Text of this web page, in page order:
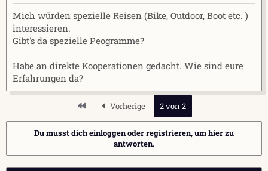
Mich würden spezielle Reisen (Bike, Outdoor, Boot etc. )
interessieren.
Gibt's da spezielle Peogramme?
Habe an direkte Kooperationen gedacht. Wie sind eure
Erfahrungen da?
Erste Vorherige 2 von 2
Du musst dich einloggen oder registrieren, um hier zu
antworten.